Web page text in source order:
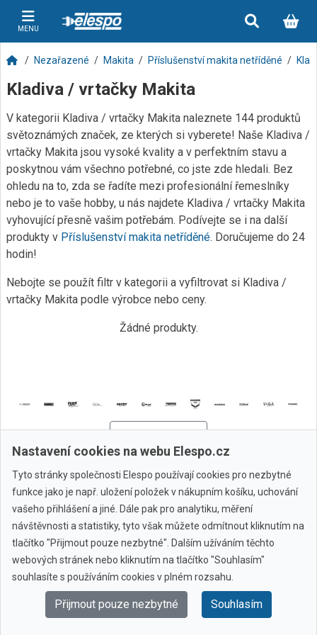
MENU
Nezařazené Makita Příslušenství makita netříděné
Kladiva / vrtačky Makita
V kategorii Kladiva / vrtačky Makita naleznete 144 produktů
světoznámých značek, ze kterých si vyberete! Naše Kladiva /
vrtačky Makita jsou vysoké kvality a v perfektním stavu a
poskytnou vám všechno potřebné, co jste zde hledali. Bez
ohledu na to, zda se řadíte mezi profesionální řemeslníky
nebo je to vaše hobby, u nás najdete Kladiva / vrtačky Makita
vyhovující přesně vašim potřebám. Podívejte se i na další
produkty v Příslušenství makita netříděné. Doručujeme do 24
hodin!
Nebojte se použít filtr v kategorii a vyfiltrovat si Kladiva /
vrtačky Makita podle výrobce nebo ceny.
Žádné produkty.
Všechny značky
© 2010 - 2026 Elespo.cz
Nastavení cookies na webu Elespo.cz
Tyto stránky společnosti Elespo používají cookies pro nezbytné
funkce jako je např. uložení položek v nákupním košíku, uchování
vašeho přihlášení a jiné. Dále pak pro analytiku, měření
návštěvnosti a statistiky, tyto však můžete odmítnout kliknutím na
tlačítko "Přijmout pouze nezbytné". Dalším užíváním těchto
webových stránek nebo kliknutím na tlačítko "Souhlasím"
souhlasíte s používáním cookies v plném rozsahu.
Přijmout pouze nezbytné Souhlasím